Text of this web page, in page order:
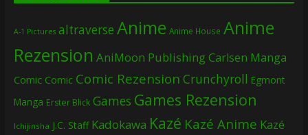
A-1 Pictures altraverse Anime Anime House Anime
Rezension AniMoon PublishingCarlsen Manga
Comic Comic Comic Rezension Crunchyroll Egmont
Manga Erster Blick Games Games Rezension
Ichijinsha J.C. Staff Kadokawa Kazé Kazé Anime Kazé